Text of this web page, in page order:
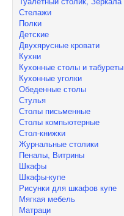
Стелажи
Полки
Детские
Двухярусные кровати
Кухни
Кухонные столы и табуреты
Кухонные уголки
Обеденные столы
Стулья
Столы письменные
Столы компьютерные
Стол-книжки
Журнальные столики
Пеналы, Витрины
Шкафы
Шкафы-купе
Рисунки для шкафов купе
Мягкая мебель
Матраци